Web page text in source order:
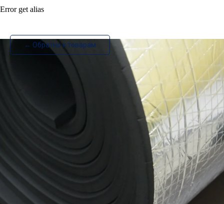
ИзотехПро
← Обратно к товарам
Error get alias